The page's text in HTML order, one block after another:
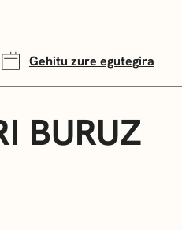
Gehitu zure egutegira
BURUZ